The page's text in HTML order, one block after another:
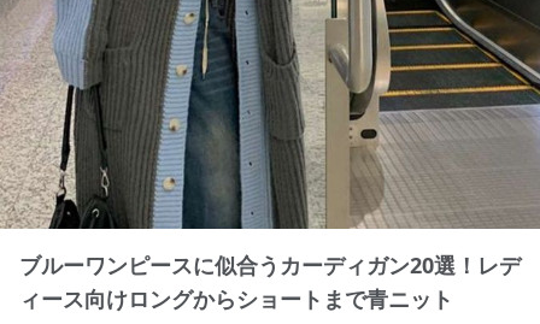
ブルーワンピースに似合うカーディガン20選！レデ
ィース向けロングからショートまで青ニット